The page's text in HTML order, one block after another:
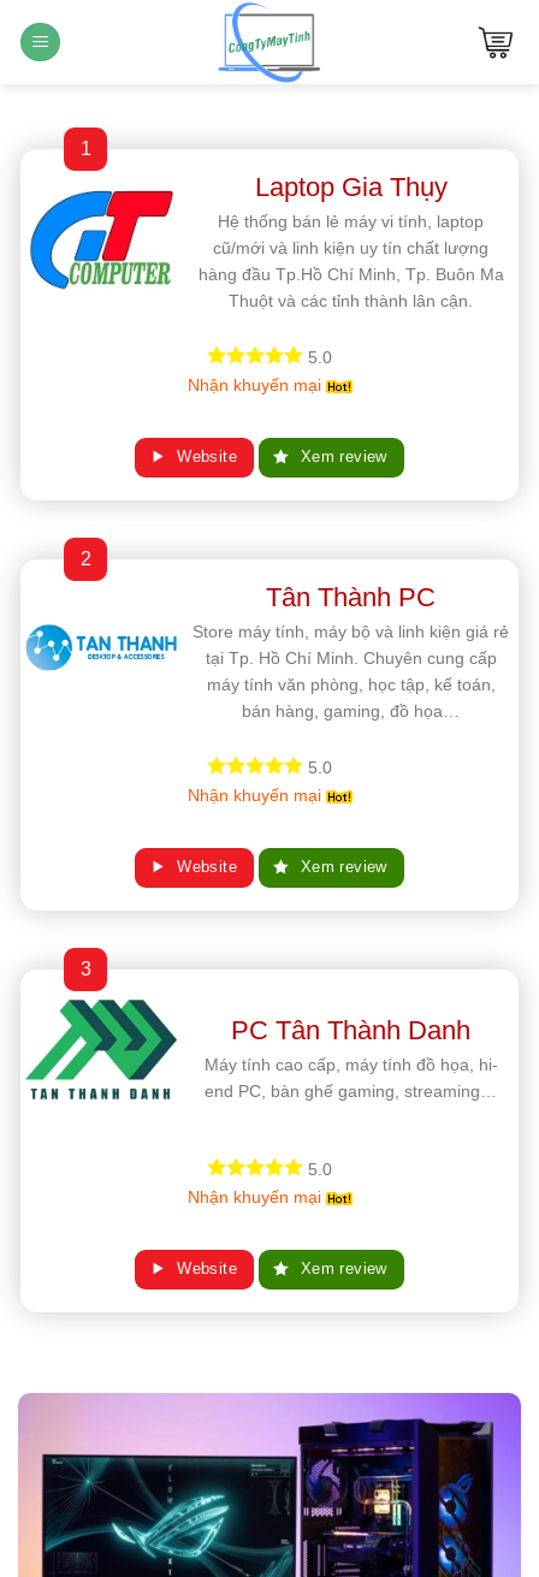
qua
1
Laptop Gia Thụy
Hệ thống bán lẻ máy vi tính, laptop
cũ/mới và linh kiện uy tín chất lượng
hàng đầu Tp.Hồ Chí Minh, Tp. Buôn Ma
Thuột và các tỉnh thành lân cận.
5.0
Nhận khuyến mại
Website Xem review
2
Tân Thành PC
Store máy tính, máy bộ và linh kiện giá rẻ
tại Tp. Hồ Chí Minh. Chuyên cung cấp
máy tính văn phòng, học tập, kế toán,
bán hàng, gaming, đồ họa…
5.0
Nhận khuyến mại
Website Xem review
3
PC Tân Thành Danh
Máy tính cao cấp, máy tính đồ họa, hi-
end PC, bàn ghế gaming, streaming…
5.0
Nhận khuyến mại
Website Xem review